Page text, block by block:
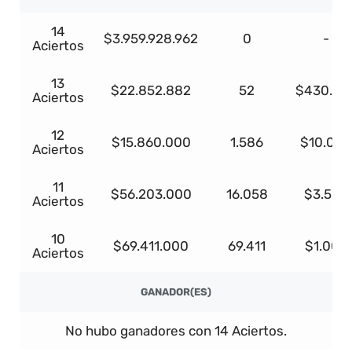
14
Aciertos
$3.959.928.962 0 -
13
Aciertos
$22.852.882 52
12
Aciertos
$15.860.000 1.586 $10.000
11
Aciertos
$56.203.000 16.058 $3.500
10
Aciertos
$69.411.000 69.411 $1.000
GANADOR(ES)
No hubo ganadores con 14 Aciertos.